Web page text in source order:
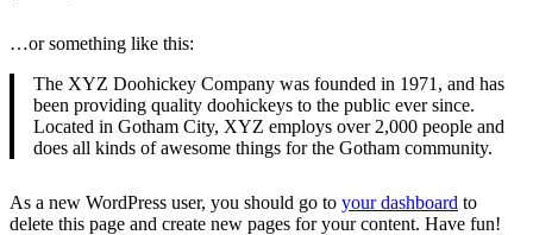
…or something like this:
The XYZ Doohickey Company was founded in 1971, and has
been providing quality doohickeys to the public ever since.
Located in Gotham City, XYZ employs over 2,000 people and
does all kinds of awesome things for the Gotham community.
As a new WordPress user, you should go to your dashboard to
delete this page and create new pages for your content. Have fun!